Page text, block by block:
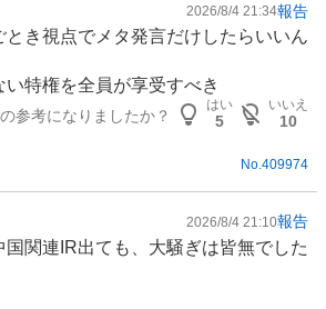
2026/8/4 21:34報告
とき視点でメタ発言だけしたらいいん
特権を全員が享受すべき
参考になりましたか？
はい
5
いいえ
10
No. 409974
2026/8/4 21:10報告
国関連 IR出ても、大騒ぎは皆無でした